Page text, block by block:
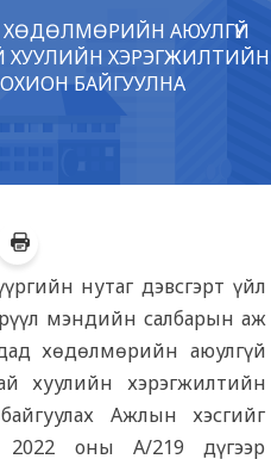
ХӨДӨЛМӨРИЙН АЮУЛГҮЙ
ХУУЛИЙН ХЭРЭГЖИЛТИЙН
БАЙГУУЛНА
нутаг дэвсгэрт үйл
мэндийн салбарын аж
хөдөлмөрийн аюулгүй
хуулийн хэрэгжилтийн
Ажлын хэсгийг
2022 оны А/219 дүгээр